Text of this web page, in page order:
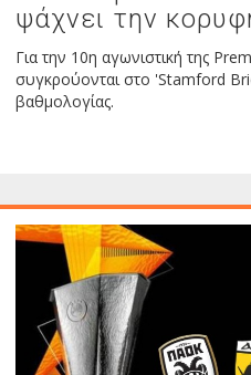
ψάχνει την
Για την 10η αγωνιστική της
συγκρούονται στο 'Stamford
βαθμολογίας.